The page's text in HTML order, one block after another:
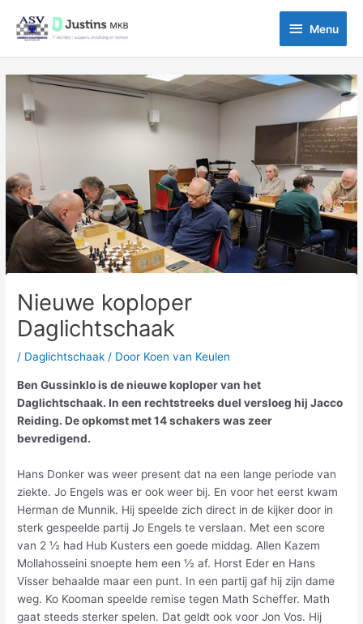
naar
inhoud
Menu
Menu
Nieuwe koploper
Daglichtschaak
/ Daglichtschaak / Door Koen van Keulen
Ben Gussinklo is de nieuwe koploper van het
Daglichtschaak. In een rechtstreeks duel versloeg hij Jacco
Reiding. De opkomst met 14 schakers was zeer
bevredigend.
Hans Donker was weer present dat na een lange periode van
ziekte. Jo Engels was er ook weer bij. En voor het eerst kwam
Herman de Munnik. Hij speelde zich direct in de kijker door in
sterk gespeelde partij Jo Engels te verslaan. Met een score
van 2 ½ had Hub Kusters een goede middag. Allen Kazem
Mollahosseini snoepte hem een ½ af. Horst Eder en Hans
Visser behaalde maar een punt. In een partij gaf hij zijn dame
weg. Ko Kooman speelde remise tegen Math Scheffer. Math
gaat steeds sterker spelen. Dat geldt ook voor Jon Vos. Hij
Bericht